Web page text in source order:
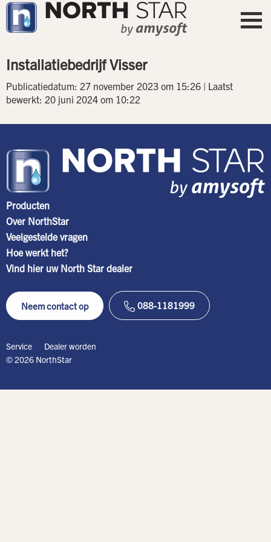
Installatiebedrijf Visser
Publicatiedatum: 27 november 2023 om 15:26 | Laatst
bewerkt: 20 juni 2024 om 10:22
Producten
Over NorthStar
Veelgestelde vragen
Hoe werkt het?
Vind hier uw North Star dealer
Neem contact op 088-1181999
Service
Dealer worden
© 2026 NorthStar